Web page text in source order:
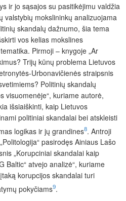
ir jo sąsajos su pasitikėjimu valdžia
valstybių mokslininkų analizuojama
skandalų dažnumo, šia tema
vos kelias mokslines
Pirmoji – knygoje „Ar
Trijų kūnų problema Lietuvos
Urbonavičienės straipsnis
Politinių skandalų
visuomenėje“, kuriame autorė,
išsiaiškinti, kaip Lietuvos
politiniai skandalai bei atskleisti
logikas ir jų grandines8. Antroji
pasirodęs Ainiaus Lašo
„Korupciniai skandalai kaip
Baltic“ atvejo analizė“, kuriame
korupcijos skandalai turi
pokyčiams9.